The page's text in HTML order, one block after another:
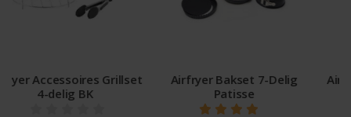
Airfryer Bakset 7-Delig
Patisse
Airfryer Accessoires Bakset
8-delig BK